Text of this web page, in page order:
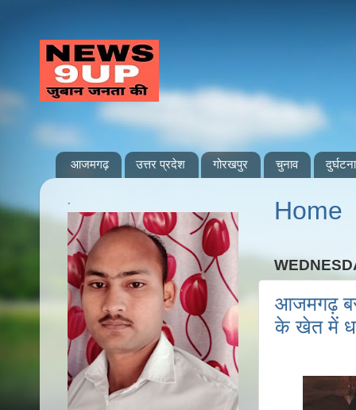
आजमगढ़ उत्तर प्रदेश गोरखपुर चुनाव दुर्घटना
Home
आजमगढ़
के खेत में
.